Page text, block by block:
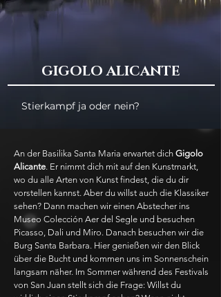
GIGOLO ALICANTE
Stierkampf ja oder nein?
An der Basilika Santa Maria erwartet dich Gigolo
Alicante. Er nimmt dich mit auf den Kunstmarkt,
wo du alle Arten von Kunst findest, die du dir
vorstellen kannst. Aber du willst auch die Klassiker
sehen? Dann machen wir einen Abstecher ins
Museo Colección Aer del Segle und besuchen
Picasso, Dali und Miro. Danach besuchen wir die
Burg Santa Barbara. Hier genießen wir den Blick
über die Bucht und kommen uns im Sonnenschein
langsam näher. Im Sommer während des Festivals
von San Juan stellt sich die Frage: Willst du